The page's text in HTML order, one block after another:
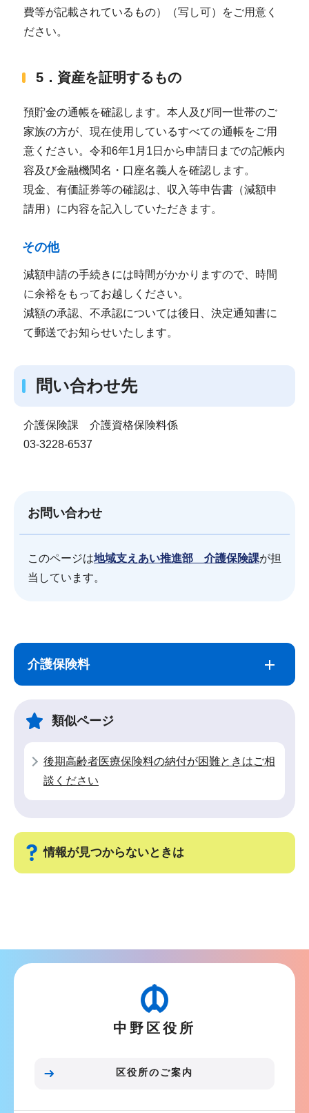
費等が記載されているもの）（写し可）をご用意く
ださい。
5．資産を証明するもの
預貯金の通帳を確認します。本人及び同一世帯のご
家族の方が、現在使用しているすべての通帳をご用
意ください。令和6年1月1日から申請日までの記帳内
容及び金融機関名・口座名義人を確認します。
現金、有価証券等の確認は、収入等申告書（減額申
請用）に内容を記入していただきます。
その他
減額申請の手続きには時間がかかりますので、時間
に余裕をもってお越しください。
減額の承認、不承認については後日、決定通知書に
て郵送でお知らせいたします。
問い合わせ先
介護保険課 介護資格保険料係
03-3228-6537
お問い合わせ
このページは地域支えあい推進部 介護保険課が担
当しています。
こ
介護保険料
類似ページ
後期高齢者医療保険料の納付が困難ときはご相
談ください
情報が見つからないときは
ゲ
ま
中野区役所
区役所のご案内